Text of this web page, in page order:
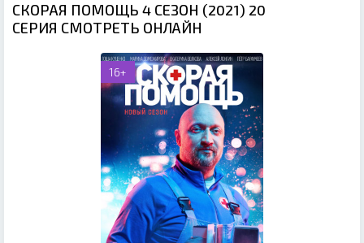
СКОРАЯ ПОМОЩЬ 4 СЕЗОН (2021) 20
СЕРИЯ СМОТРЕТЬ ОНЛАЙН
16+